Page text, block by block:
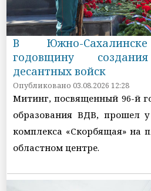
В Южно-
годовщину
десантных войск
Опубликовано 03.08.2026 12:28
Митинг, посвященный 96-й
образования ВДВ, прошел
комплекса «Скорбящая» на
областном центре.